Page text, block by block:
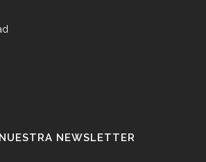
NEWSLETTER